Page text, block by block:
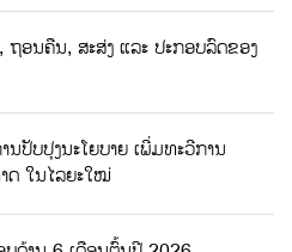
ອນຄືນ, ສະສ່ງ ແລະ ປະກອບລົດຂອງ
ນປັບປຸງນະໂຍບາຍ ເພີ່ມທະວີການ
ດ ໃນໄລຍະໃໝ່